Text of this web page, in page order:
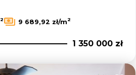
2 9 689,92 zł/m2
1 350 000 zł